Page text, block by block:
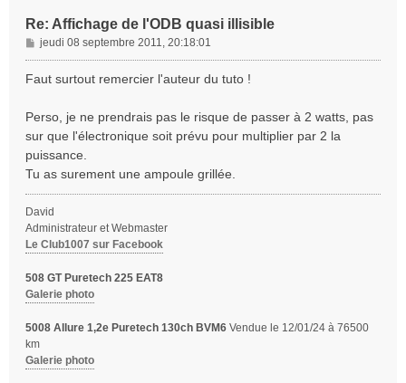
Re: Affichage de l'ODB quasi illisible
M
e
g
e
jeudi 08 septembre 2011, 20:18:01
Faut surtout remercier l'auteur du tuto !
Perso, je ne prendrais pas le risque de passer à 2 watts, pas
sur que l'électronique soit prévu pour multiplier par 2 la
puissance.
Tu as surement une ampoule grillée.
David
Administrateur et Webmaster
Le Club1007 sur Facebook
508 GT Puretech 225 EAT8
Galerie photo
5008 Allure 1,2e Puretech 130ch BVM6 Vendue le 12/01/24 à 76500
km
Galerie photo